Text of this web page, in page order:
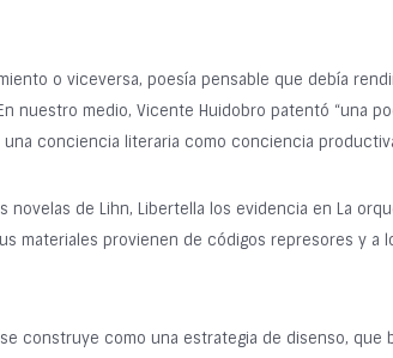
o viceversa, poesía pensable que debía
nuestro medio, Vicente Huidobro patentó “una
conciencia literaria como conciencia
de Lihn, Libertella los evidencia en La
materiales provienen de códigos represores y
construye como una estrategia de disenso,